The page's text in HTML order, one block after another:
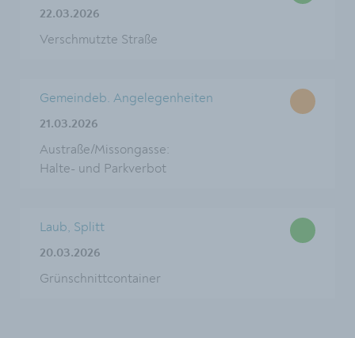
22.03.2026
Verschmutzte Straße
Gemeindeb. Angelegenheiten
21.03.2026
Austraße/Missongasse:
Halte- und Parkverbot
Laub, Splitt
20.03.2026
Grünschnittcontainer